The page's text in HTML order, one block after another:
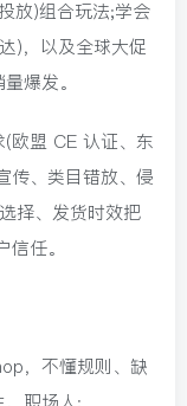
放)组合玩法;学会
)，以及全球大促
爆发。
欧盟 CE 认证、东
传、类目错放、侵
择、发货时效把
任。
，不懂规则、缺